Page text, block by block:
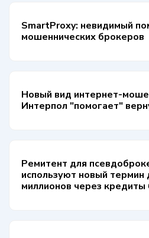
SmartProxy: невидимый
мошеннических брокеров
Новый вид интернет-
Интерпол "помогает"
Ремитент для
используют новый термин
миллионов через кредиты